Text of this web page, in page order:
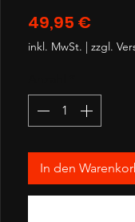
49,95 €
inkl. MwSt. | zzgl.
In den